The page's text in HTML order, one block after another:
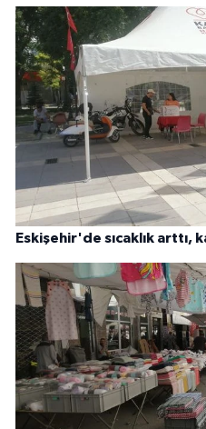
Eskişehir'de sıcaklık arttı,